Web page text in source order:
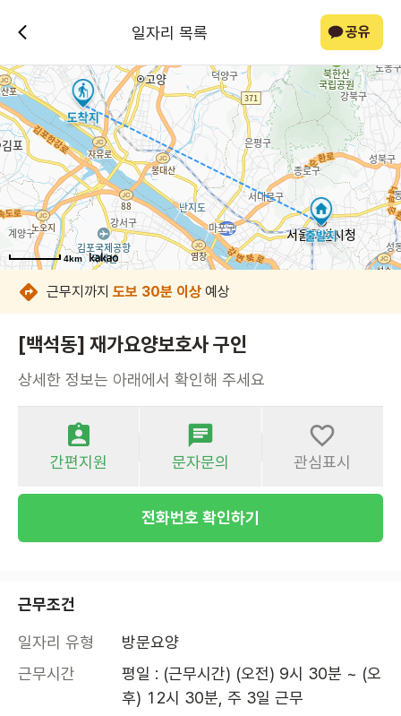
일자리 목록 공유
4km
4km
4km
4km
4km
4km
4km
4km
근무지까지 도보 30분 이상 예상
[백석동] 재가요양보호사 구인
상세한 정보는 아래에서 확인해 주세요
간편지원 문자문의 관심표시
전화번호 확인하기
근무조건
일자리 유형
방문요양
근무시간
평일 : (근무시간) (오전) 9시 30분 ~ (오
후) 12시 30분, 주 3일 근무